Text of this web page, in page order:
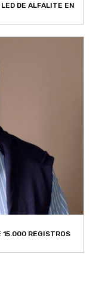
DE ALFALITE EN
15.000 REGISTROS